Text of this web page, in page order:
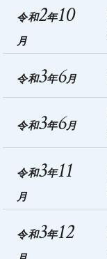
令和2年10
月
令和3年6月
令和3年6月
令和3年11
月
令和3年12